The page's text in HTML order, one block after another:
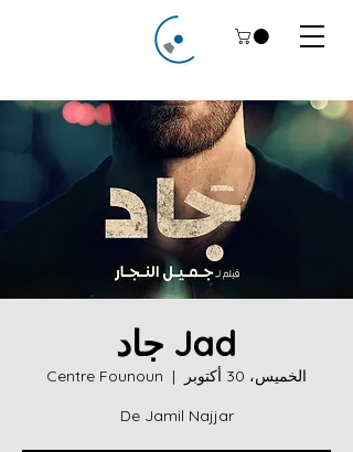
Jad جاد
الخميس، 30 أكتوبر
  |
Centre Founoun
De Jamil Najjar